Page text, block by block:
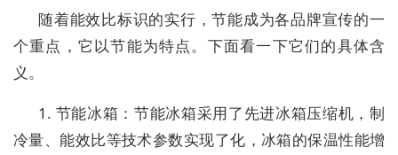
随着能效比标识的实行，节能成为各品牌宣传的一
个重点，它以节能为特点。下面看一下它们的具体含
义。
1. 节能冰箱：节能冰箱采用了先进冰箱压缩机，制
冷量、能效比等技术参数实现了化，冰箱的保温性能增